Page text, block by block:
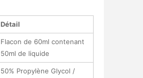
Détail
Flacon de 60ml contenant
50ml de liquide
50% Propylène Glycol /